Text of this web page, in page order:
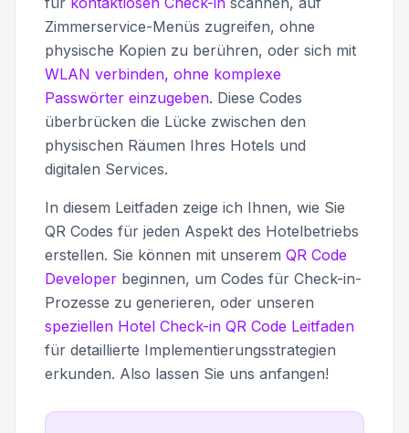
Zimmerservice-Menüs zugreifen, ohne
physische Kopien zu berühren, oder sich mit
WLAN verbinden, ohne komplexe
Passwörter einzugeben. Diese Codes
überbrücken die Lücke zwischen den
physischen Räumen Ihres Hotels und
digitalen Services.
In diesem Leitfaden zeige ich Ihnen, wie Sie
QR Codes für jeden Aspekt des Hotelbetriebs
erstellen. Sie können mit unserem QR Code
Developer beginnen, um Codes für Check-in-
Prozesse zu generieren, oder unseren
speziellen Hotel Check-in QR Code Leitfaden
für detaillierte Implementierungsstrategien
erkunden. Also lassen Sie uns anfangen!